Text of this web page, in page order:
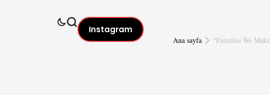
Instagram
Ana sayfa “Families We Make